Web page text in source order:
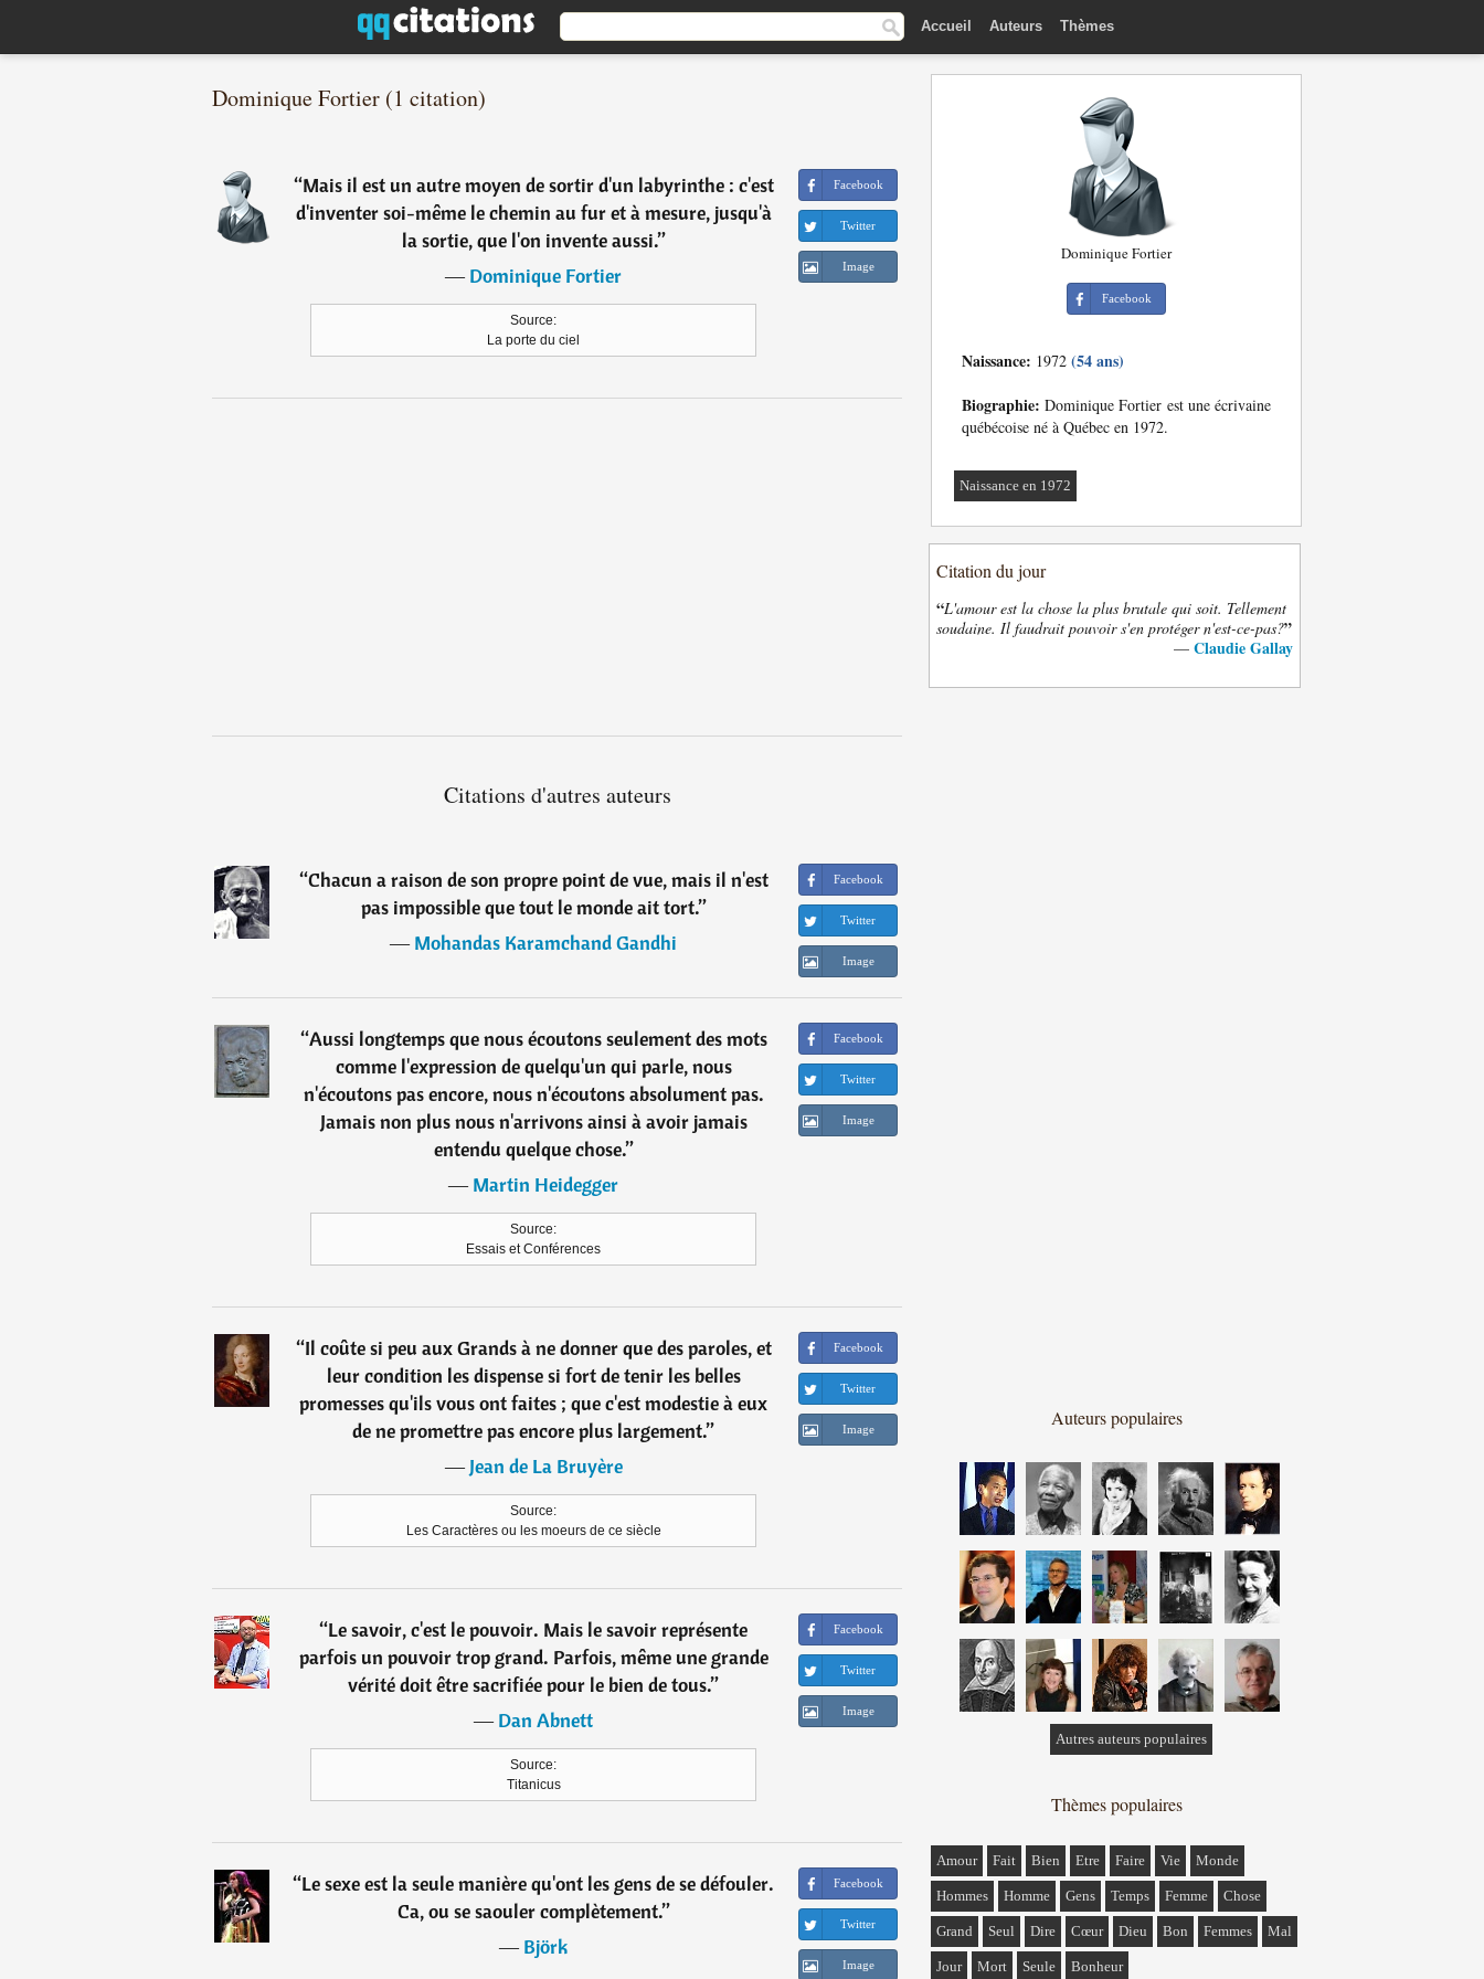
Accueil Auteurs Thèmes
Dominique Fortier (1 citation)
“Mais il est un autre moyen de sortir d'un labyrinthe : c'est
d'inventer soi-même le chemin au fur et à mesure, jusqu'à
la sortie, que l'on invente aussi.”
―Dominique Fortier
Source:
La porte du ciel
Facebook
Twitter
Image
Citations d'autres auteurs
“Chacun a raison de son propre point de vue, mais il n'est
pas impossible que tout le monde ait tort.”
―Mohandas Karamchand Gandhi
Facebook
Twitter
Image
“Aussi longtemps que nous écoutons seulement des mots
comme l'expression de quelqu'un qui parle, nous
n'écoutons pas encore, nous n'écoutons absolument pas.
Jamais non plus nous n'arrivons ainsi à avoir jamais
entendu quelque chose.”
―Martin Heidegger
Source:
Essais et Conférences
Facebook
Twitter
Image
“Il coûte si peu aux Grands à ne donner que des paroles, et
leur condition les dispense si fort de tenir les belles
promesses qu'ils vous ont faites ; que c'est modestie à eux
de ne promettre pas encore plus largement.”
―Jean de La Bruyère
Source:
Les Caractères ou les moeurs de ce siècle
Facebook
Twitter
Image
“Le savoir, c'est le pouvoir. Mais le savoir représente
parfois un pouvoir trop grand. Parfois, même une grande
vérité doit être sacrifiée pour le bien de tous.”
―Dan Abnett
Source:
Titanicus
Facebook
Twitter
Image
“Le sexe est la seule manière qu'ont les gens de se défouler.
Ca, ou se saouler complètement.”
―Björk
Facebook
Twitter
Image
Dominique Fortier
Facebook
Naissance: 1972 (54 ans)
Biographie: Dominique Fortier est une écrivaine
québécoise né à Québec en 1972.
Naissance en 1972
Citation du jour
“L'amour est la chose la plus brutale qui soit. Tellement
soudaine. Il faudrait pouvoir s'en protéger n'est-ce-pas?”
— Claudie Gallay
Auteurs populaires
Autres auteurs populaires
Thèmes populaires
Amour Fait Bien Etre Faire Vie Monde
Hommes Homme Gens Temps Femme Chose
Grand Seul Dire Cœur Dieu Bon Femmes Mal
Jour Mort Seule Bonheur